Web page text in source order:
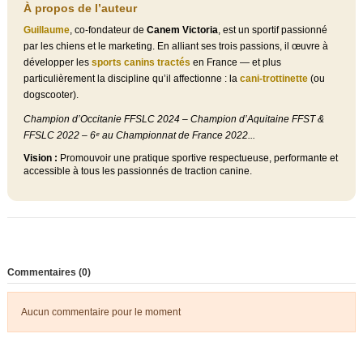
À propos de l’auteur
Guillaume, co-fondateur de Canem Victoria, est un sportif passionné
par les chiens et le marketing. En alliant ses trois passions, il œuvre à
développer les sports canins tractés en France — et plus
particulièrement la discipline qu’il affectionne : la cani-trottinette (ou
dogscooter).
Champion d’Occitanie FFSLC 2024 – Champion d’Aquitaine FFST &
FFSLC 2022 – 6ᵉ au Championnat de France 2022...
Vision : Promouvoir une pratique sportive respectueuse, performante et
accessible à tous les passionnés de traction canine.
Commentaires (0)
Aucun commentaire pour le moment